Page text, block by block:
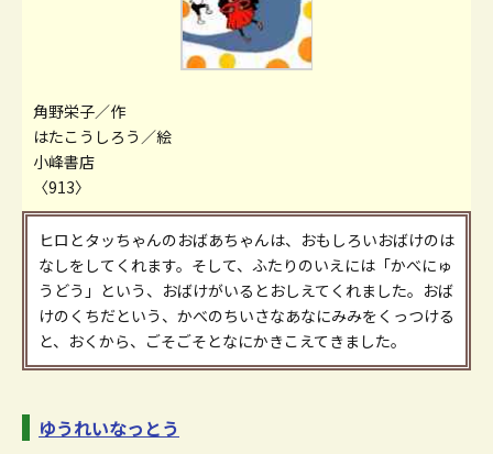
角野栄子／作
はたこうしろう／絵
小峰書店
〈913〉
ヒロとタッちゃんのおばあちゃんは、おもしろいおばけのは
なしをしてくれます。そして、ふたりのいえには「かべにゅ
うどう」という、おばけがいるとおしえてくれました。おば
けのくちだという、かべのちいさなあなにみみをくっつける
と、おくから、ごそごそとなにかきこえてきました。
ゆうれいなっとう